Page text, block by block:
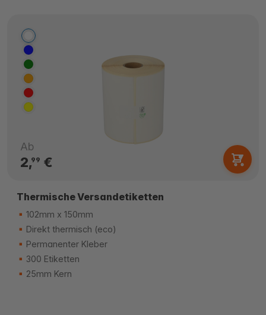
Ab
2,99 €
Thermische Versandetiketten
102mm x 150mm
Direkt thermisch (eco)
Permanenter Kleber
300 Etiketten
25mm Kern